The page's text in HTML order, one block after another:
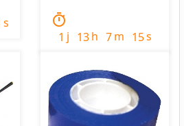
s timer
1 j 13h 7m 13s